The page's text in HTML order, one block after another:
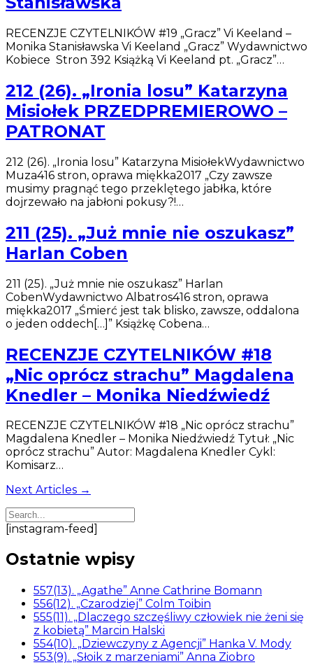
RECENZJE CZYTELNIKÓW #19 „Gracz” Vi Keeland –
Monika Stanisławska Vi Keeland „Gracz” Wydawnictwo
Kobiece Stron 392 Książką Vi Keeland pt. „Gracz”…
212 (26). „Ironia losu” Katarzyna
Misiołek PRZEDPREMIEROWO –
PATRONAT
212 (26). „Ironia losu” Katarzyna MisiołekWydawnictwo
Muza416 stron, oprawa miękka2017 „Czy zawsze
musimy pragnąć tego przeklętego jabłka, które
dojrzewało na jabłoni pokusy?!…
211 (25). „Już mnie nie oszukasz”
Harlan Coben
211 (25). „Już mnie nie oszukasz” Harlan
CobenWydawnictwo Albatros416 stron, oprawa
miękka2017 „Śmierć jest tak blisko, zawsze, oddalona
o jeden oddech[…]” Książkę Cobena…
RECENZJE CZYTELNIKÓW #18
„Nic oprócz strachu” Magdalena
Knedler – Monika Niedźwiedź
RECENZJE CZYTELNIKÓW #18 „Nic oprócz strachu”
Magdalena Knedler – Monika Niedźwiedź Tytuł: „Nic
oprócz strachu” Autor: Magdalena Knedler Cykl:
Komisarz…
Next Articles →
[instagram-feed]
Ostatnie wpisy
557(13). „Agathe” Anne Cathrine Bomann
556(12). „Czarodziej” Colm Toibin
555(11). „Dlaczego szczęśliwy człowiek nie żeni się
z kobietą” Marcin Halski
554(10). „Dziewczyny z Agencji” Hanka V. Mody
553(9). „Słoik z marzeniami” Anna Ziobro